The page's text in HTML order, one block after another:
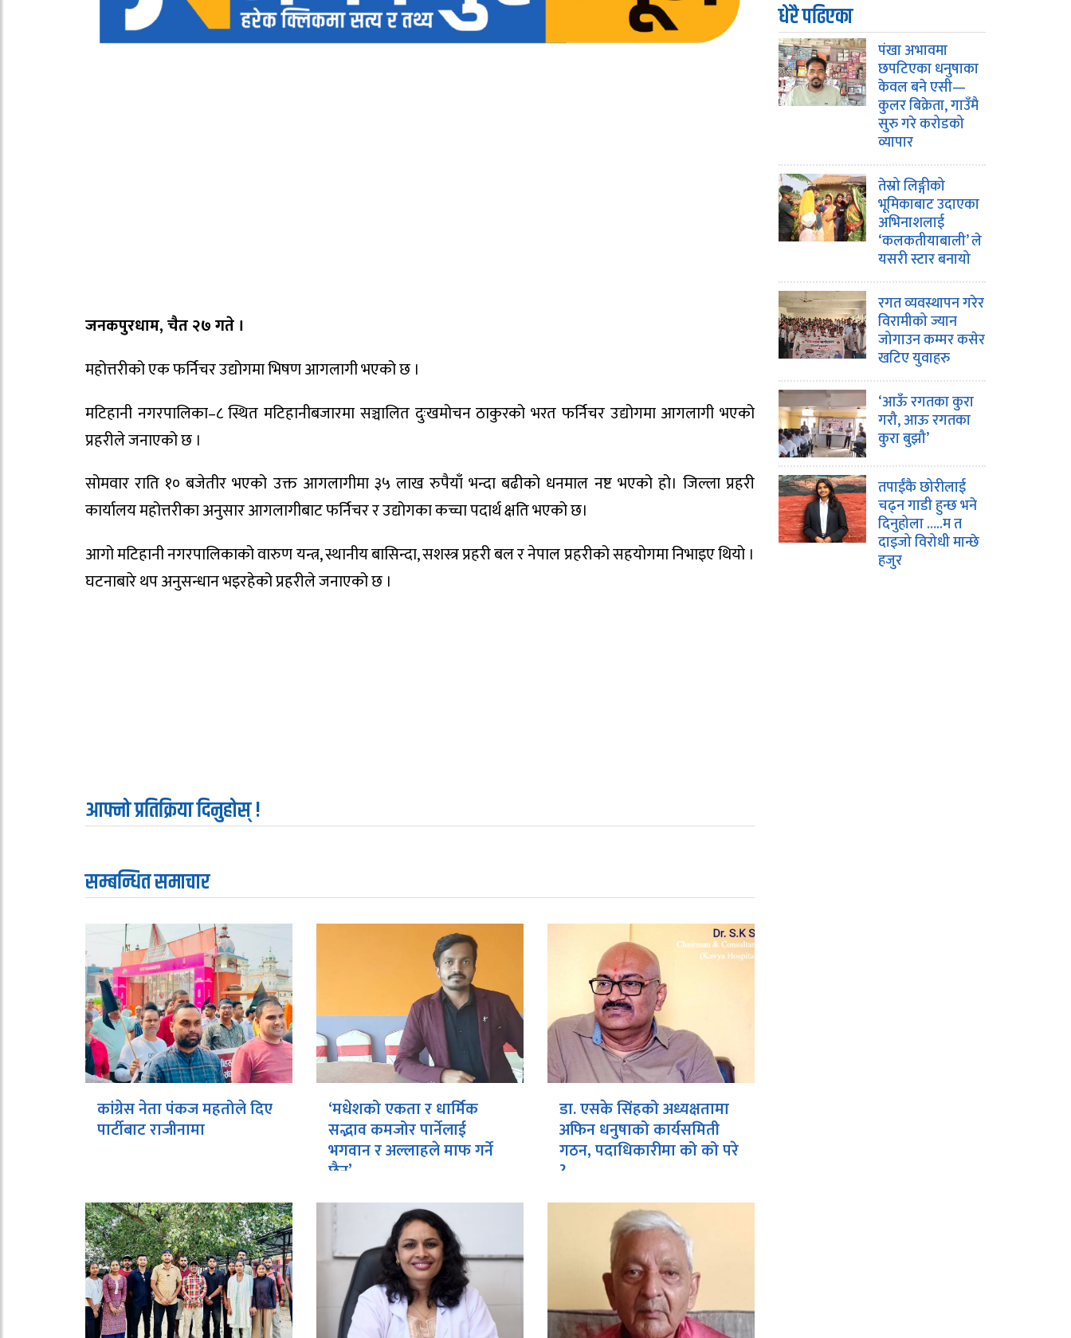
जनकपुरधाम, चैत २७ गते ।
महोत्तरीको एक फर्निचर उद्योगमा भिषण आगलागी भएको छ ।
मटिहानी नगरपालिका–८ स्थित मटिहानीबजारमा सञ्चालित दुःखमोचन ठाकुरको भरत फर्निचर उद्योगमा आगलागी भएको
प्रहरीले जनाएको छ ।
सोमवार राति १० बजेतीर भएको उक्त आगलागीमा ३५ लाख रुपैयाँ भन्दा बढीको धनमाल नष्ट भएको हो। जिल्ला प्रहरी
कार्यालय महोत्तरीका अनुसार आगलागीबाट फर्निचर र उद्योगका कच्चा पदार्थ क्षति भएको छ।
आगो मटिहानी नगरपालिकाको वारुण यन्त्र, स्थानीय बासिन्दा, सशस्त्र प्रहरी बल र नेपाल प्रहरीको सहयोगमा निभाइए थियो ।
घटनाबारे थप अनुसन्धान भइरहेको प्रहरीले जनाएको छ ।
आफ्नो प्रतिक्रिया दिनुहोस् !
सम्बन्धित समाचार
कांग्रेस नेता पंकज महतोले दिए
पार्टीबाट राजीनामा
‘मधेशको एकता र धार्मिक
सद्भाव कमजोर पार्नेलाई
भगवान र अल्लाहले माफ गर्ने
छैन’
डा. एसके सिंहको अध्यक्षतामा
अफिन धनुषाको कार्यसमिती
गठन, पदाधिकारीमा को को परे
?
धेरै पढिएका
पंखा अभावमा
छपटिएका धनुषाका
केवल बने एसी—
कुलर बिक्रेता, गाउँमै
सुरु गरे करोडको
व्यापार
तेस्रो लिङ्गीको
भूमिकाबाट उदाएका
अभिनाशलाई
‘कलकतीयाबाली’ ले
यसरी स्टार बनायो
रगत व्यवस्थापन गरेर
विरामीको ज्यान
जोगाउन कम्मर कसेर
खटिए युवाहरु
‘आऊँ रगतका कुरा
गरौ, आऊ रगतका
कुरा बुझौ’
तपाईंकै छोरीलाई
चढ्न गाडी हुन्छ भने
दिनुहोला …..म त
दाइजो विरोधी मान्छे
हजुर